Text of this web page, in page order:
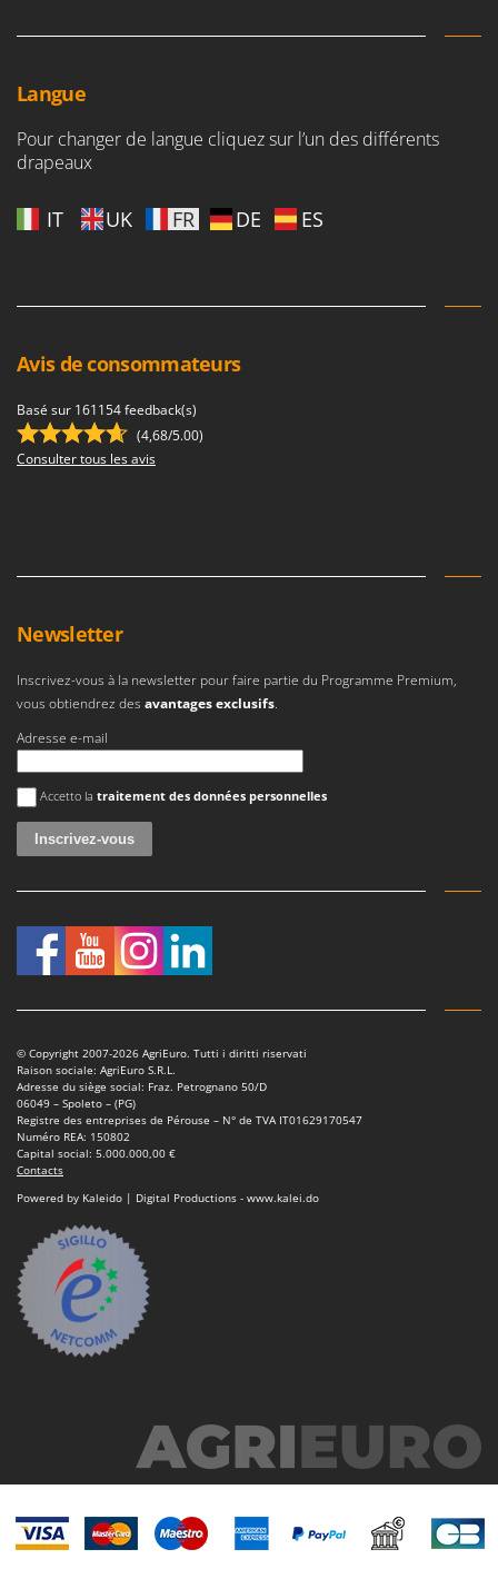
Langue
Pour changer de langue cliquez sur l’un des différents
drapeaux
IT UK FR DE ES
Avis de consommateurs
Basé sur 161154 feedback(s)
(4,68/5.00)
Consulter tous les avis
Newsletter
Inscrivez-vous à la newsletter pour faire partie du Programme Premium,
vous obtiendrez des avantages exclusifs.
Adresse e-mail
Une erreur est survenue
Accetto la traitement des données personnelles
© Copyright 2007-2026 AgriEuro. Tutti i diritti riservati
Raison sociale: AgriEuro S.R.L.
Adresse du siège social: Fraz. Petrognano 50/D
06049 – Spoleto – (PG)
Registre des entreprises de Pérouse – N° de TVA IT01629170547
Numéro REA: 150802
Capital social: 5.000.000,00 €
Contacts
Powered by Kaleido | Digital Productions - www.kalei.do